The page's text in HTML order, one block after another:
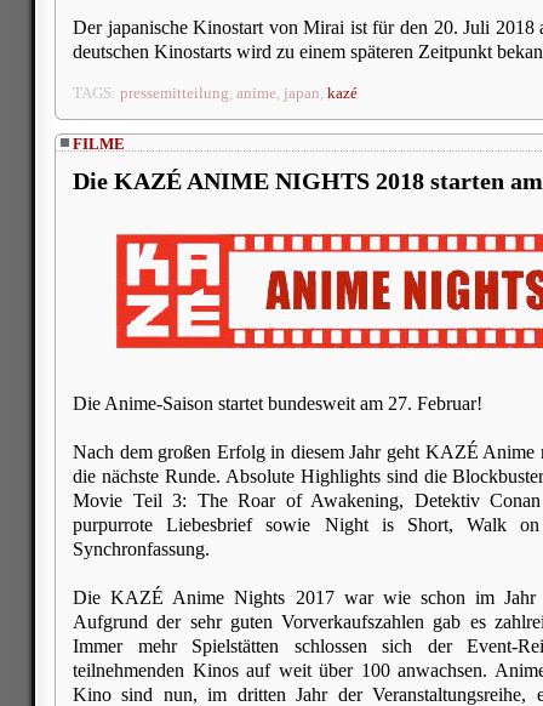
Der japanische Kinostart von Mirai ist für den 20. Juli 2018
deutschen Kinostarts wird zu einem späteren Zeitpunkt
TAGS: pressemitteilung, anime, japan, kazé
FILME
Die KAZÉ ANIME NIGHTS 2018 starten
Die Anime-Saison startet bundesweit am 27. Februar!
Nach dem großen Erfolg in diesem Jahr geht KAZÉ Anime
die nächste Runde. Absolute Highlights sind die
Movie Teil 3: The Roar of Awakening, Detektiv
purpurrote Liebesbrief sowie Night is Short, Walk
Synchronfassung.
Die KAZÉ Anime Nights 2017 war wie schon im
Aufgrund der sehr guten Vorverkaufszahlen gab es
Immer mehr Spielstätten schlossen sich der Event-
teilnehmenden Kinos auf weit über 100 anwachsen.
Kino sind nun, im dritten Jahr der Veranstaltungsreihe,